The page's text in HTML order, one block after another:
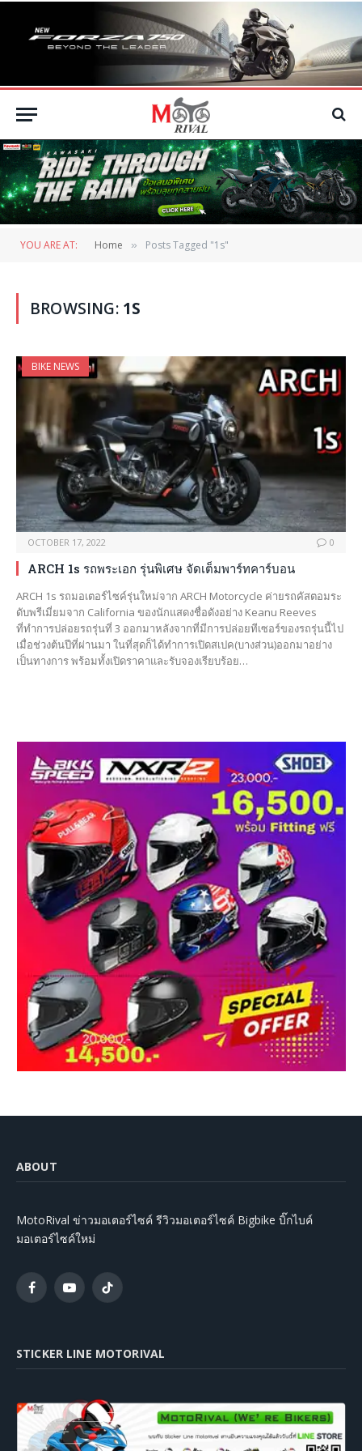
YOU ARE AT: Home » Posts Tagged "1s"
BROWSING: 1S
BIKE NEWS
OCTOBER 17, 2022 0
ARCH 1s รถพระเอก รุ่นพิเศษ จัดเต็มพาร์ทคาร์บอน
ARCH 1s รถมอเตอร์ไซค์รุ่นใหม่จาก ARCH Motorcycle ค่ายรถคัสตอมระ
ดับพรีเมี่ยมจาก California ของนักแสดงชื่อดังอย่าง Keanu Reeves
ที่ทำการปล่อยรถรุ่นที่ 3 ออกมาหลังจากที่มีการปล่อยทีเซอร์ของรถรุ่นนี้ไป
เมื่อช่วงต้นปีที่ผ่านมา ในที่สุดก็ได้ทำการเปิดสเปค(บางส่วน)ออกมาอย่าง
เป็นทางการ พร้อมทั้งเปิดราคาและรับจองเรียบร้อย…
ABOUT
MotoRival ข่าวมอเตอร์ไซค์ รีวิวมอเตอร์ไซค์ Bigbike บิ๊กไบค์
มอเตอร์ไซค์ใหม่
FacebookYouTubeTikTok
STICKER LINE MOTORIVAL